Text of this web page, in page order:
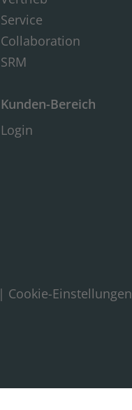
Service
Collaboration
SRM
Kunden-Bereich
Login
| Cookie-Einstellungen